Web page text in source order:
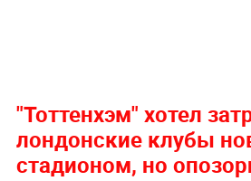
"Тоттенхэм" хотел
лондонские клубы
стадионом, но